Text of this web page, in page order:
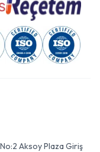
Aksoy Plaza Giriş